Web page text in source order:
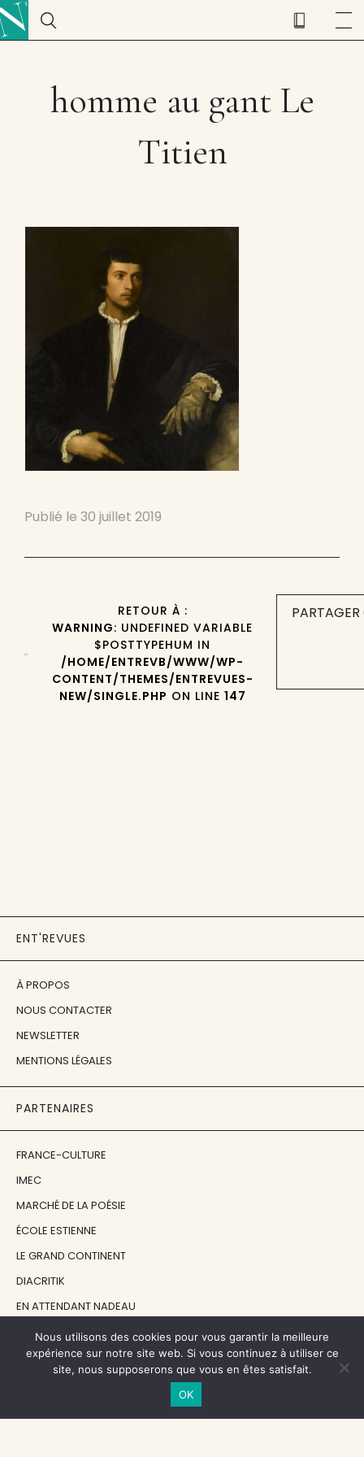
homme au gant Le
Titien
Publié le 30 juillet 2019
RETOUR À :
WARNING: UNDEFINED VARIABLE
$POSTTYPEHUM IN
/HOME/ENTREVB/WWW/WP-
CONTENT/THEMES/ENTREVUES-
NEW/SINGLE.PHP ON LINE 147
ENT'REVUES
À PROPOS
NOUS CONTACTER
NEWSLETTER
MENTIONS LÉGALES
PARTENAIRES
FRANCE-CULTURE
IMEC
MARCHÉ DE LA POÉSIE
ÉCOLE ESTIENNE
LE GRAND CONTINENT
DIACRITIK
EN ATTENDANT NADEAU
NOS SOUTIENS
Nous utilisons des cookies pour vous garantir la meilleure
expérience sur notre site web. Si vous continuez à utiliser ce
site, nous supposerons que vous en êtes satisfait.
OK